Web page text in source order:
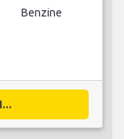
Benzine